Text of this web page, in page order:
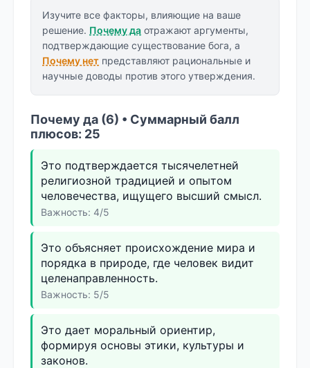
Изучите все факторы, влияющие на ваше
решение. Почему да отражают аргументы,
подтверждающие существование бога, а
Почему нет представляют рациональные и
научные доводы против этого утверждения.
Почему да (6) • Суммарный балл
плюсов: 25
Это подтверждается тысячелетней
религиозной традицией и опытом
человечества, ищущего высший смысл.
Важность: 4/5
Это объясняет происхождение мира и
порядка в природе, где человек видит
целенаправленность.
Важность: 5/5
Это дает моральный ориентир,
формируя основы этики, культуры и
законов.